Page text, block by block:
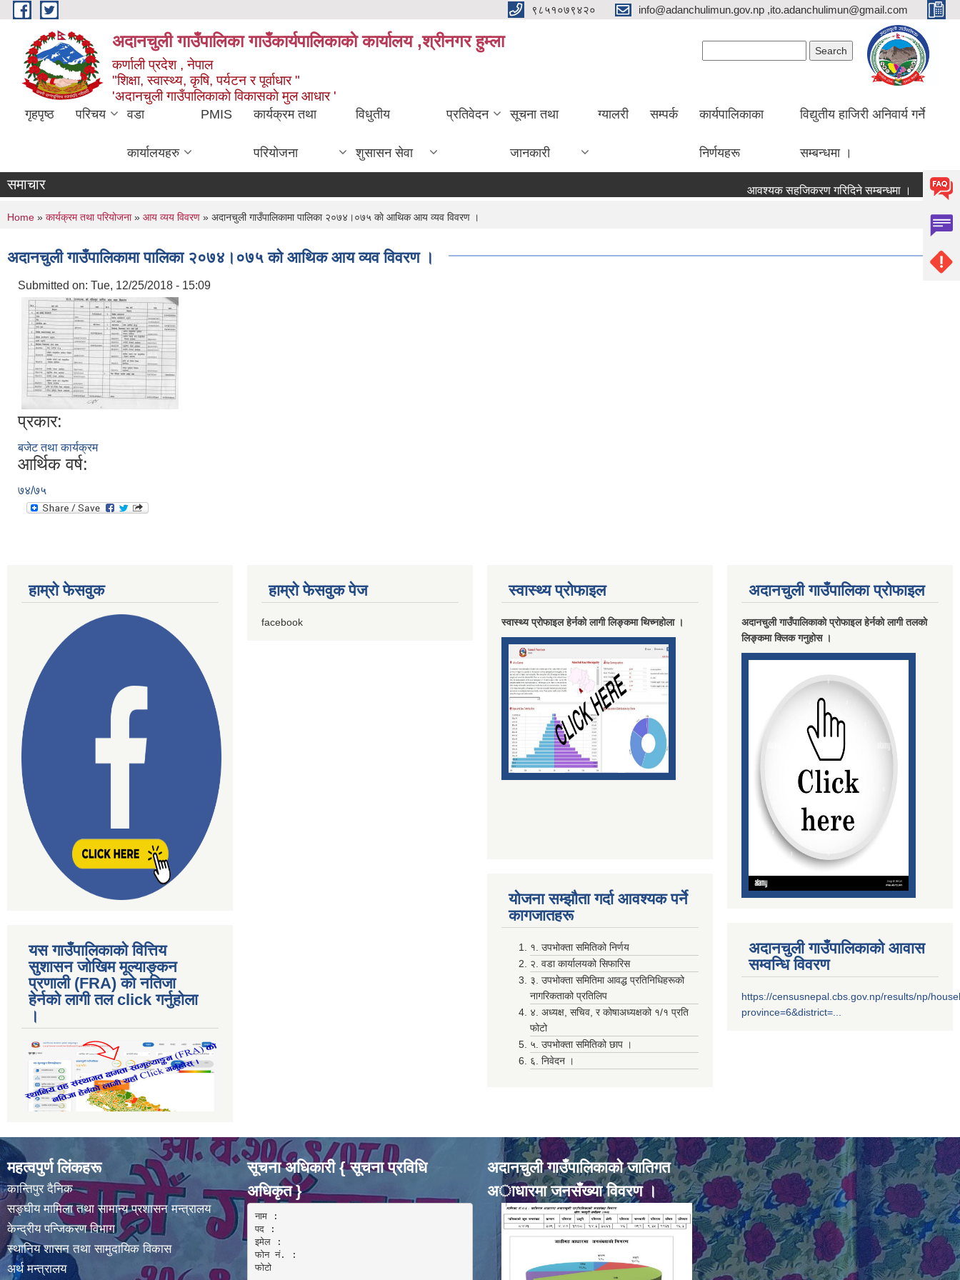
Skip to main content ९८५१०७९४२० info@adanchulimun.gov.np ,ito.adanchulimun@gmail.com
अदानचुली गाउँपालिका गाउँकार्यपालिकाकाे कार्यालय ,श्रीनगर हुम्ला
कर्णाली प्रदेश , नेपाल
"शिक्षा, स्वास्थ्य, कृषि, पर्यटन र पूर्वाधार "
'अदानचुली गाउँपालिकाकाे विकासकाे मुल आधार '
गृहपृष्ठ परिचय वडा
कार्यालयहरु
PMIS कार्यक्रम तथा
परियोजना
विधुतीय
शुसासन सेवा
प्रतिवेदन सूचना तथा
जानकारी
ग्यालरी सम्पर्क कार्यपालिकाका
निर्णयहरू
विद्युतीय हाजिरी अनिवार्य गर्ने
सम्बन्धमा ।
समाचार आवश्यक सहजिकरण गरिदिने सम्बन्धमा ।
You are here
Home » कार्यक्रम तथा परियोजना» आय व्यय विवरण » अदानचुली गाउँपालिकामा पालिका २०७४।०७५ काे आथिक आय व्यव विवरण ।
अदानचुली गाउँपालिकामा पालिका २०७४।०७५ काे आथिक आय व्यव विवरण ।
Submitted on: Tue, 12/25/2018 - 15:09
प्रकार:
बजेट तथा कार्यक्रम
आर्थिक वर्ष:
७४/७५
हाम्राे फेसवुक
यस गाउँपालिकाकाे वित्तिय
सुशासन जोखिम मूल्याङ्कन
प्रणाली (FRA) काे नतिजा
हेर्नकाे लागी तल click गर्नुहाेला
।
हाम्राे फेसवुक पेज
facebook
स्वास्थ्य प्राेफाइल
स्वास्थ्य प्राेफाइल हेर्नकाे लागी लिङ्कमा थिच्नहाेला ।
योजना सम्झाैता गर्दा आवश्यक पर्ने
कागजातहरू
१. उपभोक्ता समितिको निर्णय
२. वडा कार्यालयको सिफारिस
३. उपभोक्ता समितिमा आवद्ध प्रतिनिधिहरूको
नागरिकताको प्रतिलिप
४. अध्यक्ष, सचिव, र कोषाअध्यक्षको १/१ प्रति
फोटो
५. उपभोक्ता समितिको छाप ।
६. निवेदन ।
अदानचुली गाउँपालिका प्राेफाइल
अदानचुली गाउँपालिकाकाे प्राेफाइल हेर्नकाे लागी तलकाे
लिङ्कमा क्लिक गनुहाेस ।
अदानचुली गाउँपालिकाको आवास
सम्वन्धि विवरण
https://censusnepal.cbs.gov.np/results/np/
province=6&district=...
महत्वपुर्ण लिंकहरू
कान्तिपुर दैनिक
सङ्घीय मामिला तथा सामान्य प्रशासन मन्त्रालय
केन्द्रीय पन्जिकरण विभाग
स्थानिय शासन तथा सामुदायिक विकास
अर्थ मन्त्रालय
सूचना अधिकारी { सूचना प्रविधि
अधिकृत }
नाम :
पद :
इमेल :
फोन नं. :
फोटो
अदानचुली गाउँपालिकाकाे जातिगत
अाधारमा जनसँख्या विवरण ।